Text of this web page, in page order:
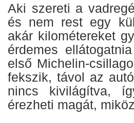
Aki szereti a
és nem rest egy
akár kilométereket
érdemes
első Michelin-
fekszik, távol az
nincs kivilágítva,
érezheti magát,